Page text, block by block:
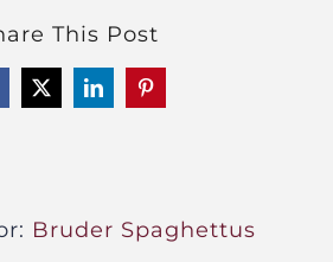
This Post
X LinkedInPinterest
Bruder Spaghettus